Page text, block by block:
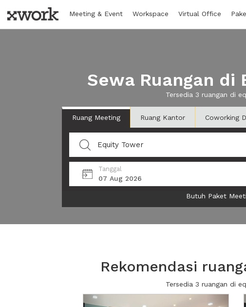
Meeting & Event Workspace Virtual Office
Sewa Ruangan di
Tersedia 3 ruangan di
Ruang Meeting Ruang Kantor Coworking
Tanggal
07 Aug 2026
Butuh Paket
Rekomendasi
Tersedia 3 ruangan di
Previous Next2